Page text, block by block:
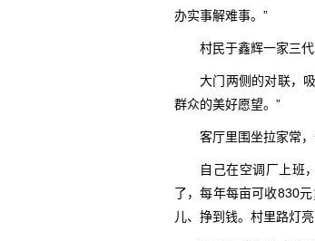
办实事解难事。”
村民于鑫辉一家三
大门两侧的对联，
群众的美好愿望。”
客厅里围坐拉家常
自己在空调厂上班
了，每年每亩可收830
儿、挣到钱。村里路灯